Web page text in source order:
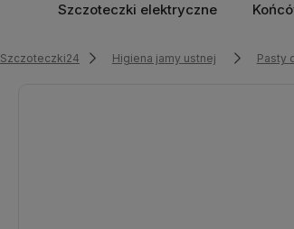
Szczoteczki elektryczne
Szczoteczki24 Higiena jamy ustnej Pasty